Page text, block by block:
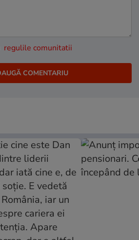
regulile comunitatii